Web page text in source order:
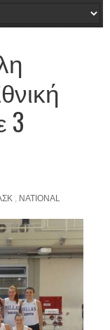
3
, NATIONAL